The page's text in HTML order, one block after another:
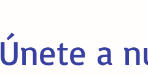
Únete a